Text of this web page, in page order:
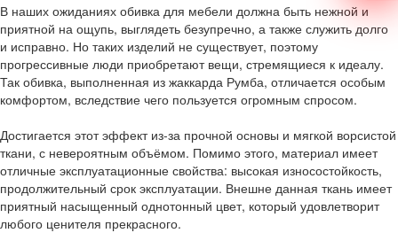
В наших ожиданиях обивка для мебели должна быть нежной и
приятной на ощупь, выглядеть безупречно, а также служить долго
и исправно. Но таких изделий не существует, поэтому
прогрессивные люди приобретают вещи, стремящиеся к идеалу.
Так обивка, выполненная из жаккарда Румба, отличается особым
комфортом, вследствие чего пользуется огромным спросом.
Достигается этот эффект из-за прочной основы и мягкой ворсистой
ткани, с невероятным объёмом. Помимо этого, материал имеет
отличные эксплуатационные свойства: высокая износостойкость,
продолжительный срок эксплуатации. Внешне данная ткань имеет
приятный насыщенный однотонный цвет, который удовлетворит
любого ценителя прекрасного.